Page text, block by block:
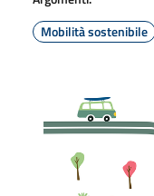
Mobilità sostenibile